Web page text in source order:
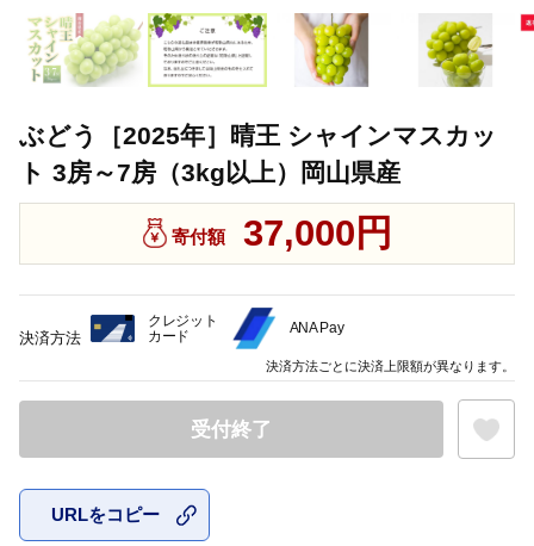
ぶどう［2025年］晴王 シャインマスカッ
ト 3房～7房（3kg以上）岡山県産
寄付額 37,000円
受付終了
URLをコピー
決済方法
クレジット
カード
ANA Pay
決済方法ごとに決済上限額が異なります。